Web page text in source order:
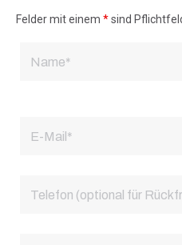
Felder mit einem *sind